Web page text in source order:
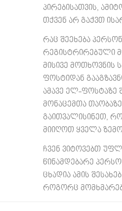
პირებისათვის,
თქვენ არ გაქვთ
რაც შეეხება
რეგისტრირებული
მისივე
ფოსტიდან
ამავე ელ-ფოსტაზე
მონაცემთა
გაითვალისინეთ,
მიიღოთ ყველა
ჩვენ ვიტოვებთ
წინამდებარე
ცხადია ამის
როგორც